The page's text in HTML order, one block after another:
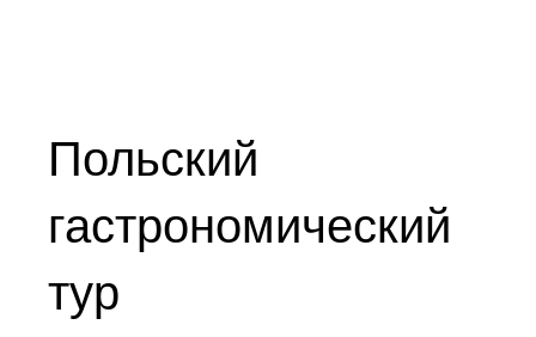
Польский
гастрономический
тур